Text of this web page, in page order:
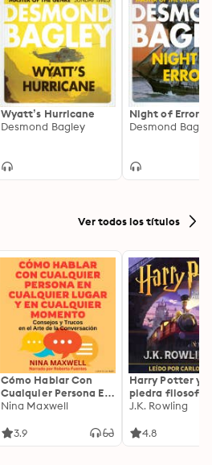
Wyatt’s Hurricane
Desmond Bagley
Night of Error
Desmond
Ver todos los títulos
Cómo Hablar Con
Cualquier Persona En
Cualquier Lugar Y En
Nina Maxwell
3.9
Harry Potter y
piedra filosofal
J.K. Rowling
4.8